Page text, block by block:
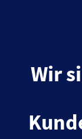
Wir